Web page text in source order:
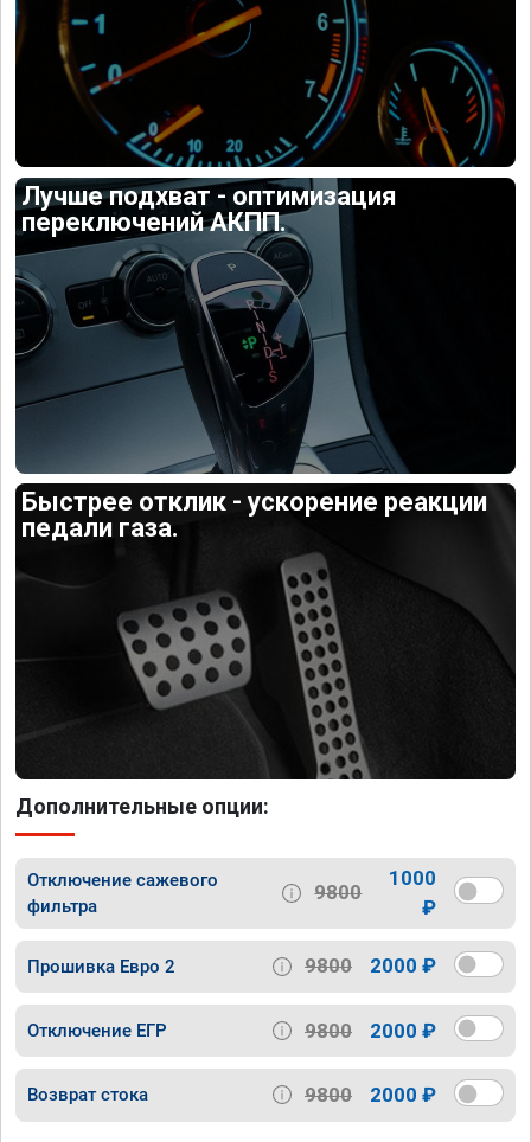
Лучше подхват - оптимизация
переключений АКПП.
Быстрее отклик - ускорение реакции
педали газа.
Дополнительные опции:
Отключение сажевого
фильтра
9800
1000
₽
Прошивка Евро 2 9800 2000 ₽
Отключение ЕГР 9800 2000 ₽
Возврат стока 9800 2000 ₽